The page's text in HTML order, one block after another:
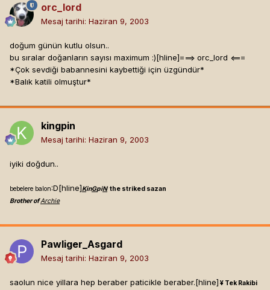
orc_lord
Mesaj tarihi: Haziran 9, 2003
doğum günün kutlu olsun..
bu sıralar doğanların sayısı maximum :)[hline]===> orc_lord <===
*Çok sevdiği babannesini kaybettiği için üzgündür*
*Balık katili olmuştur*
kingpin
Mesaj tarihi: Haziran 9, 2003
iyiki doğdun..
bebelere balon:D[hline]KinGpiN the striked sazan
Brother ofArchie
Pawliger_Asgard
Mesaj tarihi: Haziran 9, 2003
saolun nice yillara hep beraber paticikle beraber.[hline] ¥ Tek Rakibi